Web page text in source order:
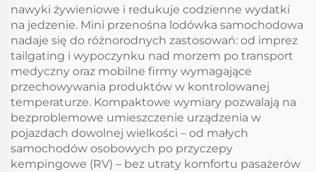
nawyki żywieniowe i redukuje codzienne wydatki
na jedzenie. Mini przenośna lodówka samochodowa
nadaje się do różnorodnych zastosowań: od imprez
tailgating i wypoczynku nad morzem po transport
medyczny oraz mobilne firmy wymagające
przechowywania produktów w kontrolowanej
temperaturze. Kompaktowe wymiary pozwalają na
bezproblemowe umieszczenie urządzenia w
pojazdach dowolnej wielkości – od małych
samochodów osobowych po przyczepy
kempingowe (RV) – bez utraty komfortu pasażerów